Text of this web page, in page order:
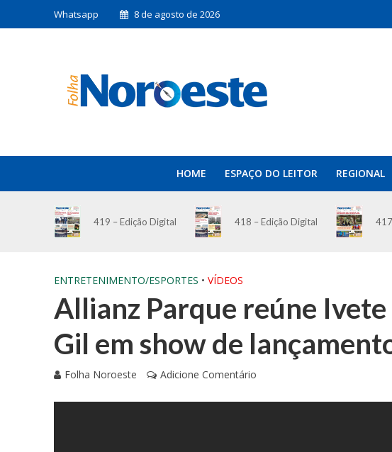
Whatsapp 8 de agosto de 2026
HOME ESPAÇO DO LEITOR REGIONAL
419 – Edição Digital 418 – Edição Digital
ENTRETENIMENTO/ESPORTES • VÍDEOS
Allianz Parque reúne
Gil em show de
Folha Noroeste Adicione Comentário